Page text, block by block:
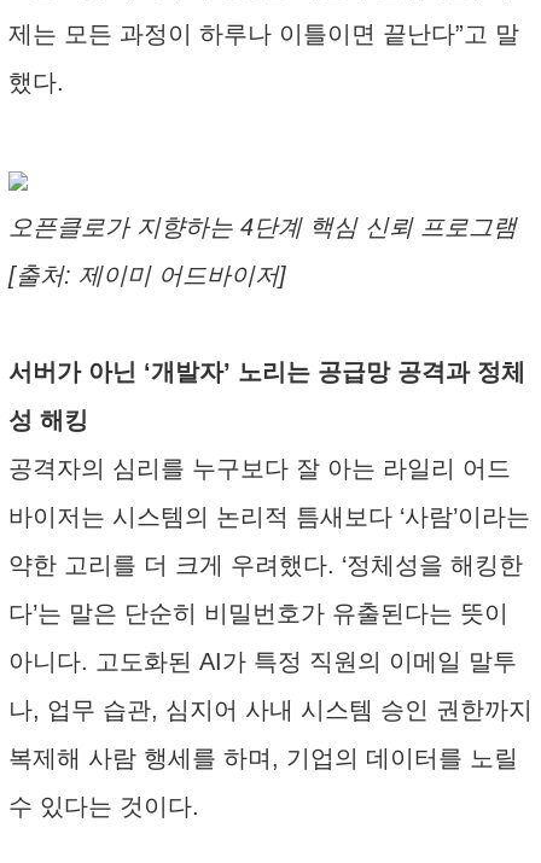
제는 모든 과정이 하루나 이틀이면 끝난다”고 말
했다.
오픈클로가 지향하는 4단계 핵심 신뢰 프로그램
[출처: 제이미 어드바이저]
서버가 아닌 ‘개발자’ 노리는 공급망 공격과 정체
성 해킹
공격자의 심리를 누구보다 잘 아는 라일리 어드
바이저는 시스템의 논리적 틈새보다 ‘사람’이라는
약한 고리를 더 크게 우려했다. ‘정체성을 해킹한
다’는 말은 단순히 비밀번호가 유출된다는 뜻이
아니다. 고도화된 AI가 특정 직원의 이메일 말투
나, 업무 습관, 심지어 사내 시스템 승인 권한까지
복제해 사람 행세를 하며, 기업의 데이터를 노릴
수 있다는 것이다.